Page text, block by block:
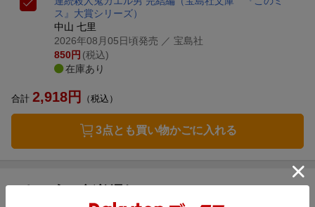
ス』大賞シリーズ）
中山 七里
2026年08月05日頃発売 ／ 宝島社
850円 (税込)
在庫あり
合計 2,918円 （税込）
3点とも買い物かごに入れる